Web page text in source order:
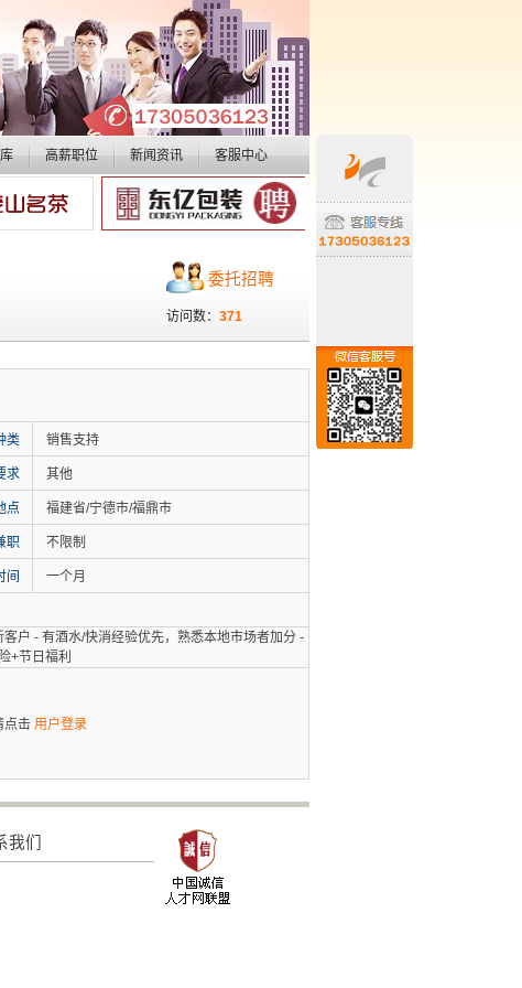
高薪职位 新闻资讯 客服中心
委托招聘
访问数： 371
类 销售支持
求 其他
点 福建省/宁德市/福鼎市
职 不限制
间 一个月
户 - 有酒水/快消经验优先，熟悉本地市场者加分 -
+节日福利
击 用户登录
我们